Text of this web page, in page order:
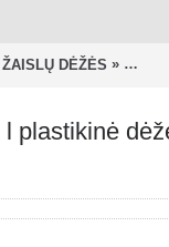
ŽAISLŲ DĖŽĖS »
plastikinė